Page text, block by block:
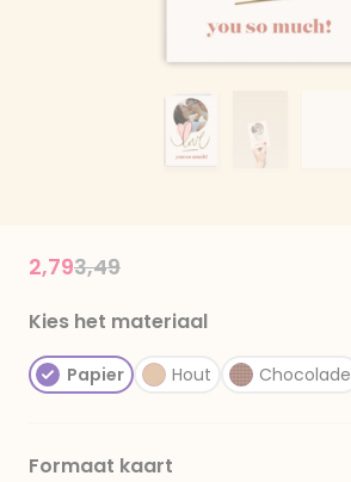
Price reduced from
3,49to
2,79
Kies het materiaal
Papier Hout Chocolade
Formaat kaart